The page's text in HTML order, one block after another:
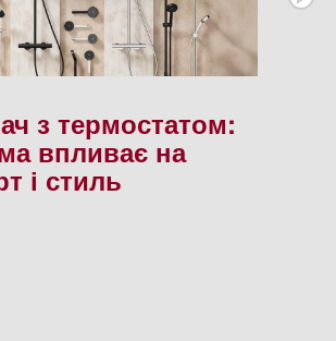
з термостатом:
впливає на
і стиль